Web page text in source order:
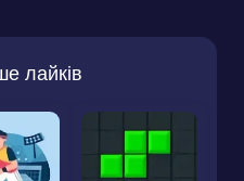
лайків